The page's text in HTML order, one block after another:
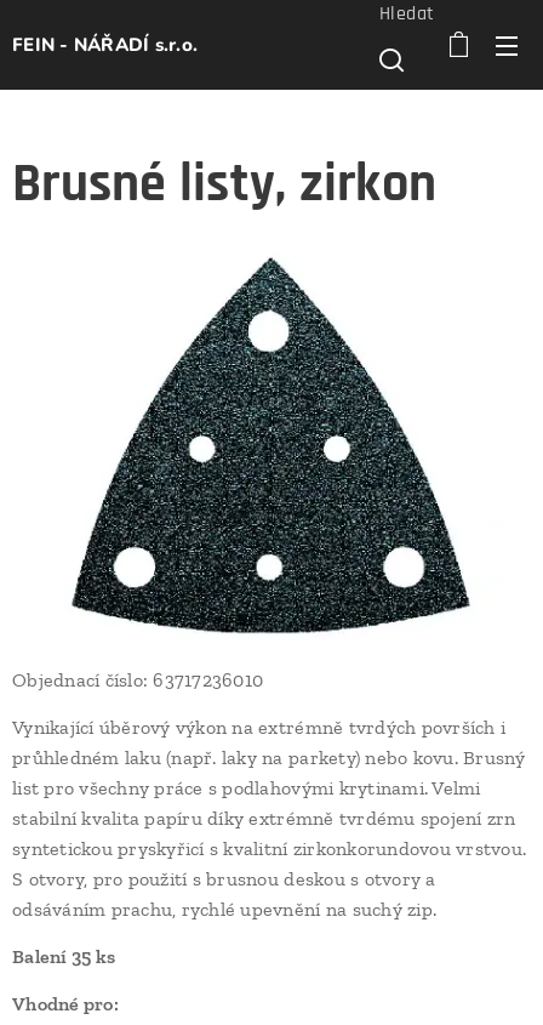
FEIN - NÁŘADÍ s.r.o.
Hledat
Brusné listy, zirkon
Objednací číslo: 63717236010
Vynikající úběrový výkon na extrémně tvrdých površích i
průhledném laku (např. laky na parkety) nebo kovu. Brusný
list pro všechny práce s podlahovými krytinami. Velmi
stabilní kvalita papíru díky extrémně tvrdému spojení zrn
syntetickou pryskyřicí s kvalitní zirkonkorundovou vrstvou.
S otvory, pro použití s brusnou deskou s otvory a
odsáváním prachu, rychlé upevnění na suchý zip.
Balení 35 ks
Vhodné pro: